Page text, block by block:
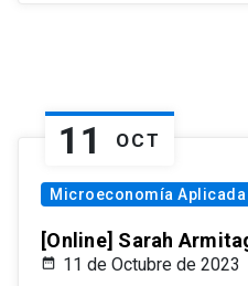
11 OCT
Microeconomía Aplicada
[Online] Sarah
11 de Octubre de 2023